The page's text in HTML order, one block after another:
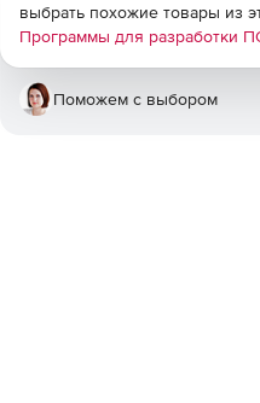
выбрать похожие товары из
Программы для разработки
Поможем с выбором